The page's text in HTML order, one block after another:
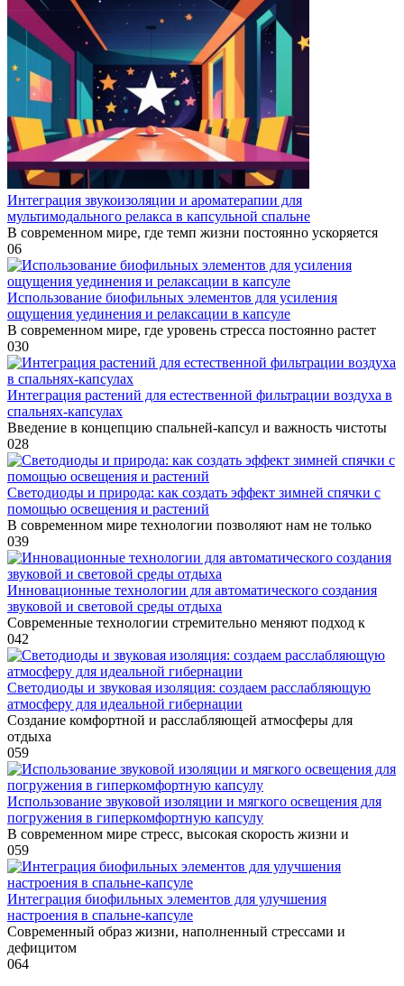
Интеграция звукоизоляции и ароматерапии для
мультимодального релакса в капсульной спальне
В современном мире, где темп жизни постоянно ускоряется
06
Использование биофильных элементов для усиления
ощущения уединения и релаксации в капсуле
В современном мире, где уровень стресса постоянно растет
030
Интеграция растений для естественной фильтрации воздуха в
спальнях-капсулах
Введение в концепцию спальней-капсул и важность чистоты
028
Светодиоды и природа: как создать эффект зимней спячки с
помощью освещения и растений
В современном мире технологии позволяют нам не только
039
Инновационные технологии для автоматического создания
звуковой и световой среды отдыха
Современные технологии стремительно меняют подход к
042
Светодиоды и звуковая изоляция: создаем расслабляющую
атмосферу для идеальной гибернации
Создание комфортной и расслабляющей атмосферы для
отдыха
059
Использование звуковой изоляции и мягкого освещения для
погружения в гиперкомфортную капсулу
В современном мире стресс, высокая скорость жизни и
059
Интеграция биофильных элементов для улучшения
настроения в спальне-капсуле
Современный образ жизни, наполненный стрессами и
дефицитом
064